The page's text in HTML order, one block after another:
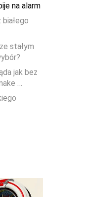
na alarm
stałym
jak bez
…